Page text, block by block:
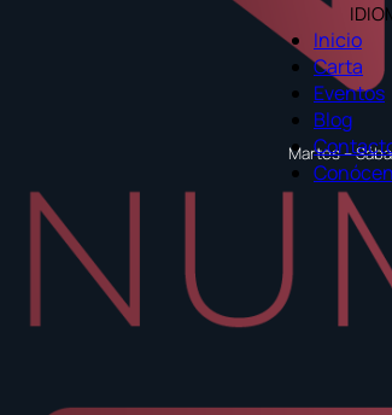
Inicio
Carta
Eventos
Blog
Martes –